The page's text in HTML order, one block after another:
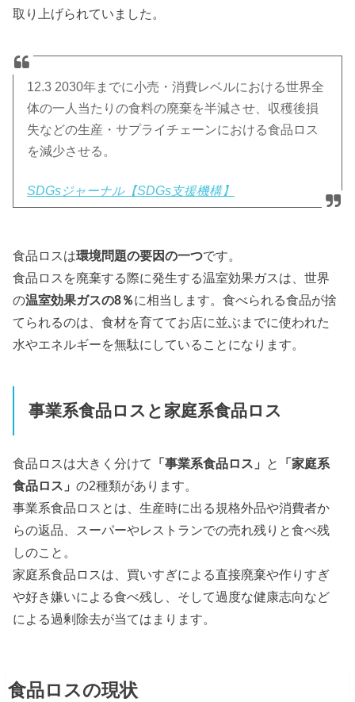
取り上げられていました。
12.3 2030年までに小売・消費レベルにおける世界全
体の一人当たりの食料の廃棄を半減させ、収穫後損
失などの生産・サプライチェーンにおける食品ロス
を減少させる。
SDGsジャーナル【SDGs支援機構】
食品ロスは環境問題の要因の一つです。
食品ロスを廃棄する際に発生する温室効果ガスは、世界
の温室効果ガスの8％に相当します。食べられる食品が捨
てられるのは、食材を育ててお店に並ぶまでに使われた
水やエネルギーを無駄にしていることになります。
事業系食品ロスと家庭系食品ロス
食品ロスは大きく分けて 「事業系食品ロス」 と
「家庭系
食品ロス」の2種類があります。
事業系食品ロスとは、生産時に出る規格外品や消費者か
らの返品、スーパーやレストランでの売れ残りと食べ残
しのこと。
家庭系食品ロスは、買いすぎによる直接廃棄や作りすぎ
や好き嫌いによる食べ残し、そして過度な健康志向など
による過剰除去が当てはまります。
食品ロスの現状